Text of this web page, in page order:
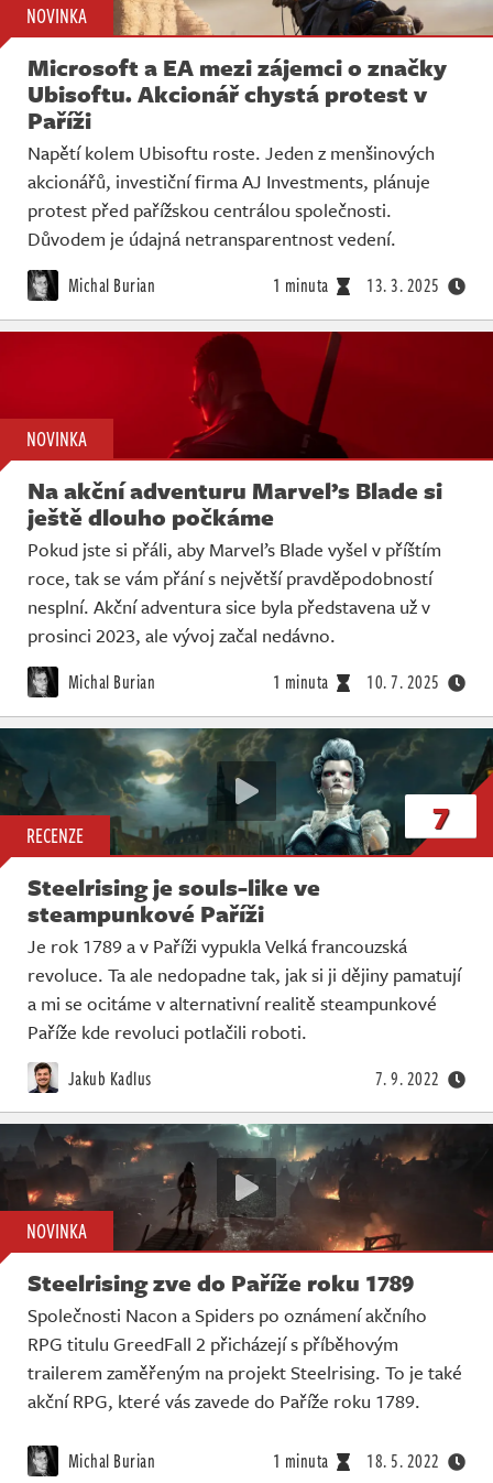
NOVINKA
Microsoft a EA mezi zájemci o značky
Ubisoftu. Akcionář chystá protest v
Paříži
Napětí kolem Ubisoftu roste. Jeden z menšinových
akcionářů, investiční firma AJ Investments, plánuje
protest před pařížskou centrálou společnosti.
Důvodem je údajná netransparentnost vedení.
Michal Burian 1 minuta 13. 3. 2025
NOVINKA
Na akční adventuru Marvel’s Blade si
ještě dlouho počkáme
Pokud jste si přáli, aby Marvel’s Blade vyšel v příštím
roce, tak se vám přání s největší pravděpodobností
nesplní. Akční adventura sice byla představena už v
prosinci 2023, ale vývoj začal nedávno.
Michal Burian 1 minuta 10. 7. 2025
RECENZE 7
Steelrising je souls-like ve
steampunkové Paříži
Je rok 1789 a v Paříži vypukla Velká francouzská
revoluce. Ta ale nedopadne tak, jak si ji dějiny pamatují
a mi se ocitáme v alternativní realitě steampunkové
Paříže kde revoluci potlačili roboti.
Jakub Kadlus 7. 9. 2022
NOVINKA
Steelrising zve do Paříže roku 1789
Společnosti Nacon a Spiders po oznámení akčního
RPG titulu GreedFall 2 přicházejí s příběhovým
trailerem zaměřeným na projekt Steelrising. To je také
akční RPG, které vás zavede do Paříže roku 1789.
Michal Burian 1 minuta 18. 5. 2022